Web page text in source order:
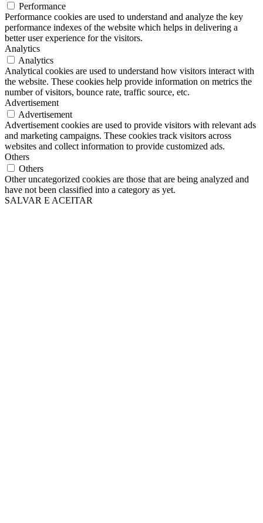
Performance
Performance cookies are used to understand and analyze the key
performance indexes of the website which helps in delivering a
better user experience for the visitors.
Analytics
Analytics
Analytical cookies are used to understand how visitors interact with
the website. These cookies help provide information on metrics the
number of visitors, bounce rate, traffic source, etc.
Advertisement
Advertisement
Advertisement cookies are used to provide visitors with relevant ads
and marketing campaigns. These cookies track visitors across
websites and collect information to provide customized ads.
Others
Others
Other uncategorized cookies are those that are being analyzed and
have not been classified into a category as yet.
SALVAR E ACEITAR